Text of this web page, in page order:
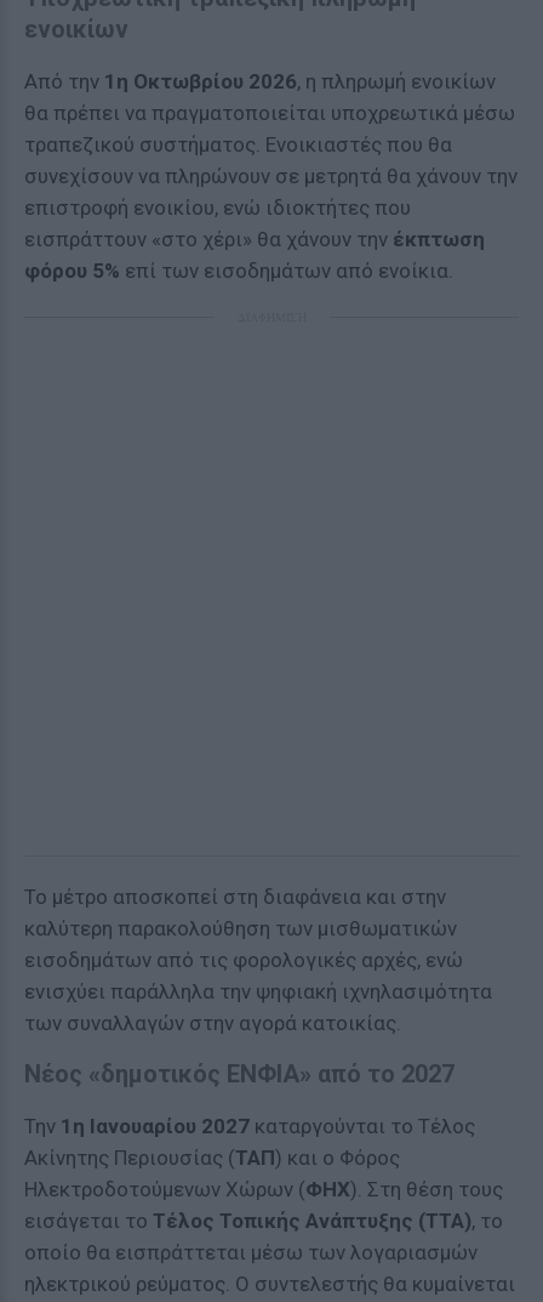
ενοικίων
Από την 1η Οκτωβρίου 2026, η πληρωμή ενοικίων
θα πρέπει να πραγματοποιείται υποχρεωτικά μέσω
τραπεζικού συστήματος. Ενοικιαστές που θα
συνεχίσουν να πληρώνουν σε μετρητά θα χάνουν την
επιστροφή ενοικίου, ενώ ιδιοκτήτες που
εισπράττουν «στο χέρι» θα χάνουν την έκπτωση
φόρου 5% επί των εισοδημάτων από ενοίκια.
Το μέτρο αποσκοπεί στη διαφάνεια και στην
καλύτερη παρακολούθηση των μισθωματικών
εισοδημάτων από τις φορολογικές αρχές, ενώ
ενισχύει παράλληλα την ψηφιακή ιχνηλασιμότητα
των συναλλαγών στην αγορά κατοικίας.
Νέος «δημοτικός ΕΝΦΙΑ» από το 2027
Την 1η Ιανουαρίου 2027 καταργούνται το Τέλος
Ακίνητης Περιουσίας (ΤΑΠ) και ο Φόρος
Ηλεκτροδοτούμενων Χώρων (ΦΗΧ). Στη θέση τους
εισάγεται το Τέλος Τοπικής Ανάπτυξης (ΤΤΑ), το
οποίο θα εισπράττεται μέσω των λογαριασμών
ηλεκτρικού ρεύματος. Ο συντελεστής θα κυμαίνεται